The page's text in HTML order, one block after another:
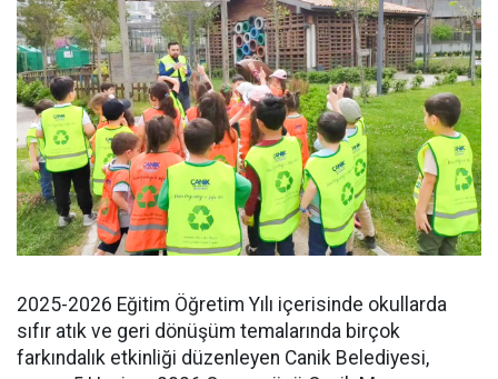
2025-2026 Eğitim Öğretim Yılı içerisinde okullarda
sıfır atık ve geri dönüşüm temalarında birçok
farkındalık etkinliği düzenleyen Canik Belediyesi,